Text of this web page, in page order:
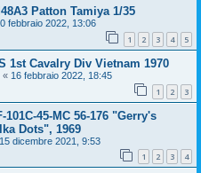
Patton Tamiya 1/35
febbraio 2022, 13:06
1 2 3 4 5
1st Cavalry Div Vietnam 1970
« 16 febbraio 2022, 18:45
1 2 3
45-MC 56-176 "Gerry's
Dots", 1969
15 dicembre 2021, 9:53
1 2 3 4